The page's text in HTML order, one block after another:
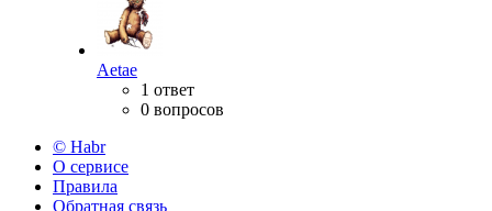
Aetae
1 ответ
0 вопросов
© Habr
О сервисе
Правила
Обратная связь